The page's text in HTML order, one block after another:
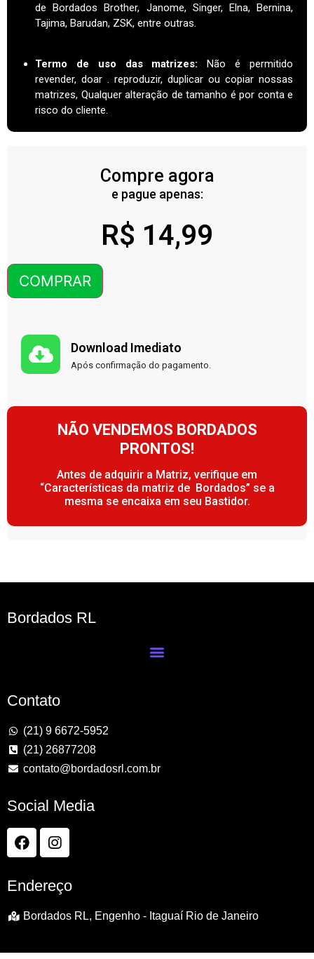
de Bordados Brother, Janome, Singer, Elna, Bernina,
Tajima, Barudan, ZSK, entre outras.
Termo de uso das matrizes:
Não é permitido
revender, doar . reproduzir, duplicar ou copiar nossas
matrizes, Qualquer alteração de tamanho é por conta e
risco do cliente.
Compre agora
e pague apenas:
R$ 14,99
COMPRAR
Download Imediato
Após confirmação do pagamento.
NÃO VENDEMOS BORDADOS
PRONTOS!
Antes de adquirir a Matriz, verifique em
“Características da matriz de Bordados” se a
mesma se encaixa em seu Bastidor.
Bordados RL
Contato
(21) 9 6672-5952
(21) 26877208
contato@bordadosrl.com.br
Social Media
Endereço
Bordados RL, Engenho - Itaguaí Rio de Janeiro